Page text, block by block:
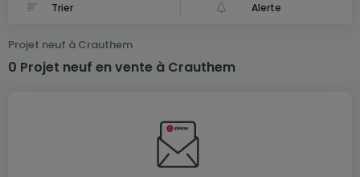
Alerte
Projet neuf à Crauthem
0 Projet neuf en vente à Crauthem